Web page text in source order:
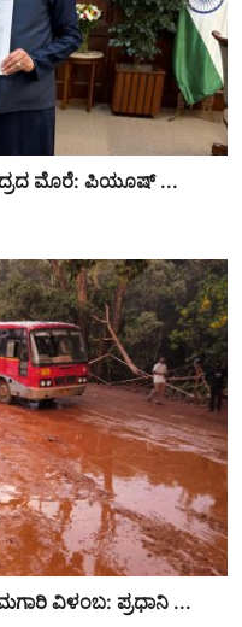
ಮೊರೆ: ಪಿಯೂಷ್ ...
ವಿಳಂಬ: ಪ್ರಧಾನಿ ...